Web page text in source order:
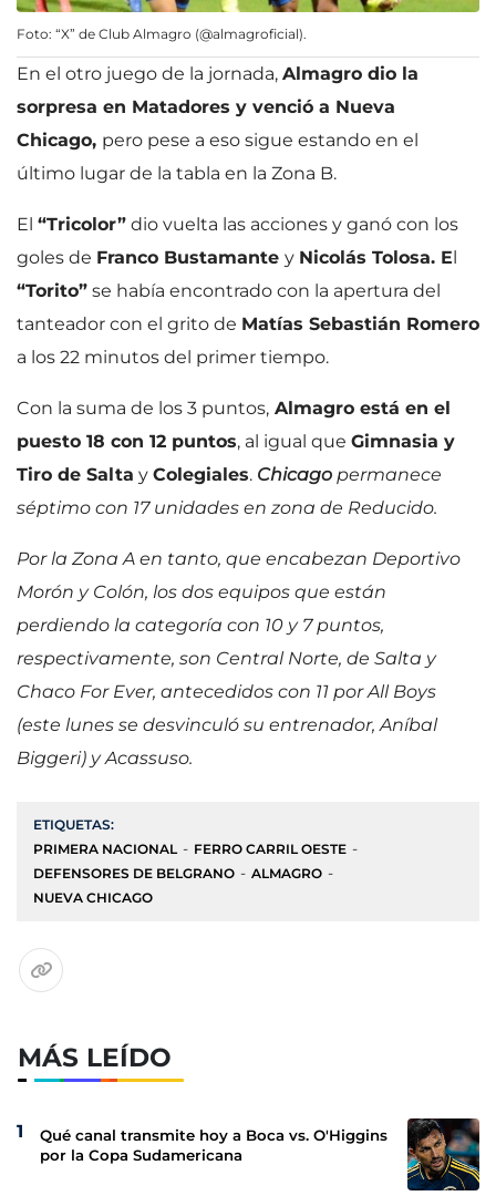
Foto: “X” de Club Almagro (@almagroficial).
En el otro juego de la jornada, Almagro dio la
sorpresa en Matadores y venció a Nueva
Chicago, pero pese a eso sigue estando en el
último lugar de la tabla en la Zona B.
El “Tricolor” dio vuelta las acciones y ganó con los
goles de Franco Bustamante y Nicolás Tolosa. El
“Torito” se había encontrado con la apertura del
tanteador con el grito de Matías Sebastián Romero
a los 22 minutos del primer tiempo.
Con la suma de los 3 puntos, Almagro está en el
puesto 18 con 12 puntos, al igual que Gimnasia y
Tiro de Salta y Colegiales. Chicago permanece
séptimo con 17 unidades en zona de Reducido.
Por la Zona A en tanto, que encabezan Deportivo
Morón y Colón, los dos equipos que están
perdiendo la categoría con 10 y 7 puntos,
respectivamente, son Central Norte, de Salta y
Chaco For Ever, antecedidos con 11 por All Boys
(este lunes se desvinculó su entrenador, Aníbal
Biggeri) y Acassuso.
ETIQUETAS:
PRIMERA NACIONAL
FERRO CARRIL OESTE
DEFENSORES DE BELGRANO
ALMAGRO
NUEVA CHICAGO
MÁS LEÍDO
Qué canal transmite hoy a Boca vs. O'Higgins
por la Copa Sudamericana